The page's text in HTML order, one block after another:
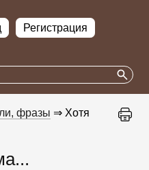
Регистрация
фразы ⇒ Хотя